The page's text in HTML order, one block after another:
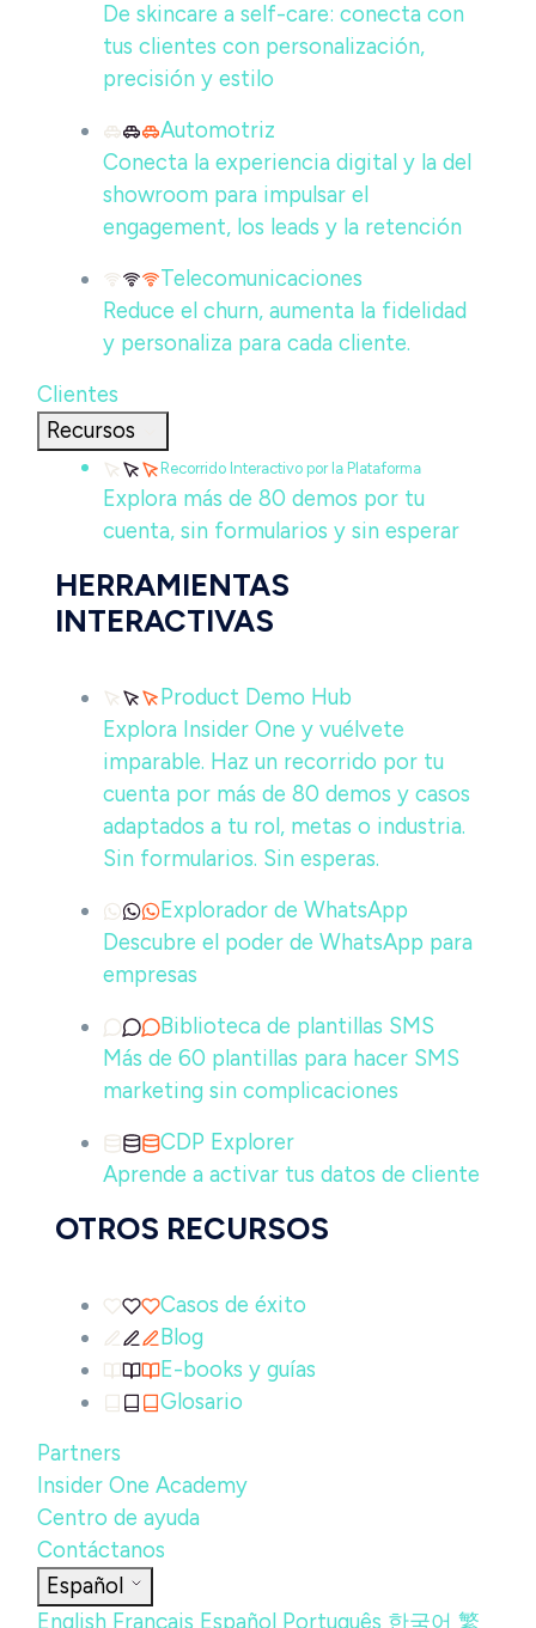
De skincare a self-care: conecta con
tus clientes con personalización,
precisión y estilo
Automotriz
Conecta la experiencia digital y la del
showroom para impulsar el
engagement, los leads y la retención
Telecomunicaciones
Reduce el churn, aumenta la fidelidad
y personaliza para cada cliente.
Clientes
Recursos
Recorrido Interactivo por la Plataforma
Explora más de 80 demos por tu
cuenta, sin formularios y sin esperar
HERRAMIENTAS
INTERACTIVAS
Product Demo Hub
Explora Insider One y vuélvete
imparable. Haz un recorrido por tu
cuenta por más de 80 demos y casos
adaptados a tu rol, metas o industria.
Sin formularios. Sin esperas.
Explorador de WhatsApp
Descubre el poder de WhatsApp para
empresas
Biblioteca de plantillas SMS
Más de 60 plantillas para hacer SMS
marketing sin complicaciones
CDP Explorer
Aprende a activar tus datos de cliente
OTROS RECURSOS
Casos de éxito
Blog
E-books y guías
Glosario
Partners
Insider One Academy
Centro de ayuda
Contáctanos
Español
English Français Español Português 한국어 繁